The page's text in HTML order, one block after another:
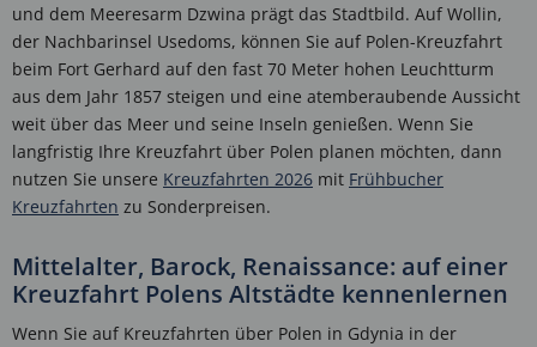
und dem Meeresarm Dzwina prägt das Stadtbild. Auf Wollin,
der Nachbarinsel Usedoms, können Sie auf Polen-Kreuzfahrt
beim Fort Gerhard auf den fast 70 Meter hohen Leuchtturm
aus dem Jahr 1857 steigen und eine atemberaubende Aussicht
weit über das Meer und seine Inseln genießen. Wenn Sie
langfristig Ihre Kreuzfahrt über Polen planen möchten, dann
nutzen Sie unsere Kreuzfahrten 2026 mit Frühbucher
Kreuzfahrten zu Sonderpreisen.
Mittelalter, Barock, Renaissance: auf einer
Kreuzfahrt Polens Altstädte kennenlernen
Wenn Sie auf Kreuzfahrten über Polen in Gdynia in der